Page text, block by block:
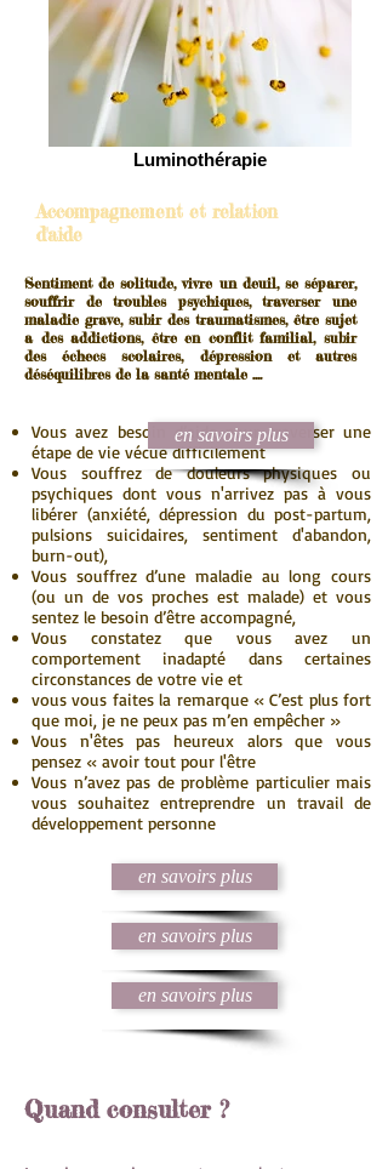
Luminothérapie
Accompagnement et relation
d'aide
Sentiment de solitude, vivre un deuil, se séparer,
souffrir de troubles psychiques, traverser une
maladie grave, subir des traumatismes, être sujet
a des addictions, être en conflit familial, subir
des échecs scolaires, dépression et autres
déséquilibres de la santé mentale ....
Vous avez besoin d’aide pour traverser une
étape de vie vécue difficilement
Vous souffrez de douleurs physiques ou
psychiques dont vous n'arrivez pas à vous
libérer (anxiété, dépression du post-partum,
pulsions suicidaires, sentiment d'abandon,
burn-out),
Vous souffrez d’une maladie au long cours
(ou un de vos proches est malade) et vous
sentez le besoin d’être accompagné,
Vous constatez que vous avez un
comportement inadapté dans certaines
circonstances de votre vie et
vous vous faites la remarque « C’est plus fort
que moi, je ne peux pas m’en empêcher »
Vous n'êtes pas heureux alors que vous
pensez « avoir tout pour l'être
Vous n’avez pas de problème particulier mais
vous souhaitez entreprendre un travail de
développement personne
en savoirs plus
en savoirs plus
en savoirs plus
en savoirs plus
Quand consulter ?